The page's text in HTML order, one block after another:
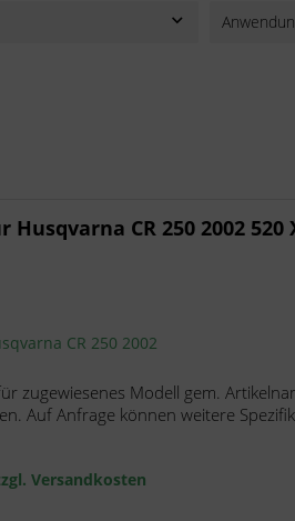
CR 250 2002 520
CR 250 2002
zugewiesenes Modell gem.
Auf Anfrage können weitere
Versandkosten